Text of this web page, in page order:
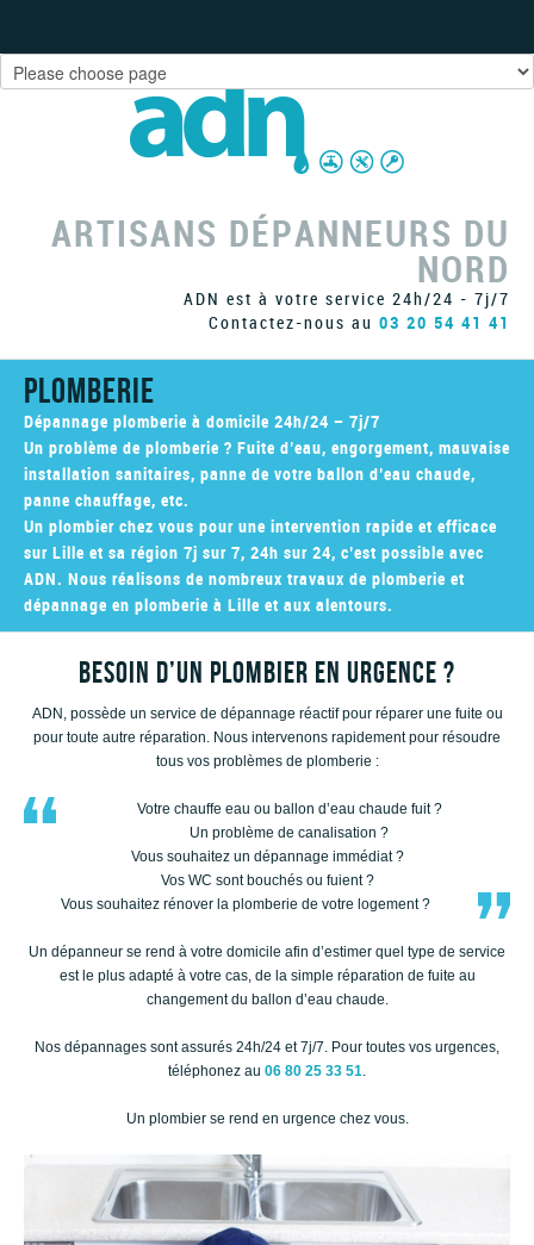
ARTISANS DÉPANNEURS DU
NORD
ADN est à votre service 24h/24 - 7j/7
Contactez-nous au 03 20 54 41 41
Plomberie
Dépannage plomberie à domicile 24h/24 – 7j/7
Un problème de plomberie ? Fuite d’eau, engorgement, mauvaise
installation sanitaires, panne de votre ballon d’eau chaude,
panne chauffage, etc.
Un plombier chez vous pour une intervention rapide et efficace
sur Lille et sa région 7j sur 7, 24h sur 24, c’est possible avec
ADN. Nous réalisons de nombreux travaux de plomberie et
dépannage en plomberie à Lille et aux alentours.
Besoin d’un plombier en urgence ?
ADN, possède un service de dépannage réactif pour réparer une fuite ou
pour toute autre réparation. Nous intervenons rapidement pour résoudre
tous vos problèmes de plomberie :
Votre chauffe eau ou ballon d’eau chaude fuit ?
Un problème de canalisation ?
Vous souhaitez un dépannage immédiat ?
Vos WC sont bouchés ou fuient ?
Vous souhaitez rénover la plomberie de votre logement ?
Un dépanneur se rend à votre domicile afin d’estimer quel type de service
est le plus adapté à votre cas, de la simple réparation de fuite au
changement du ballon d’eau chaude.
Nos dépannages sont assurés 24h/24 et 7j/7. Pour toutes vos urgences,
téléphonez au 06 80 25 33 51.
Un plombier se rend en urgence chez vous.